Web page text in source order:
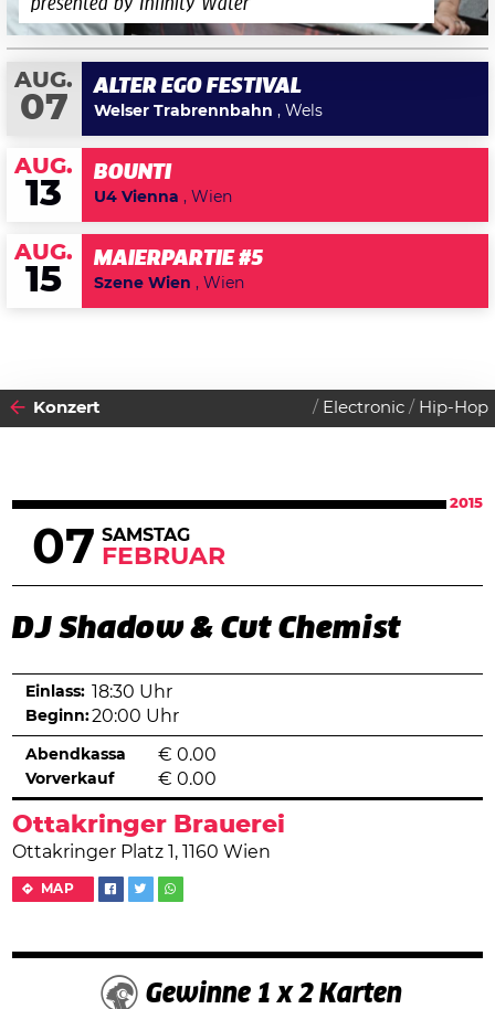
presented by Infinity Water
AUG.
07
ALTER EGO FESTIVAL
Welser Trabrennbahn , Wels
AUG.
13
BOUNTI
U4 Vienna , Wien
AUG.
15
MAIERPARTIE #5
Szene Wien , Wien
Konzert Electronic Hip-Hop
2015
07 SAMSTAG
FEBRUAR
DJ Shadow & Cut Chemist
Ottakringer Brauerei
Ottakringer Platz 1, 1160 Wien
MAP
Einlass: 18:30 Uhr
Beginn:20:00 Uhr
Abendkassa € 0.00
Vorverkauf € 0.00
Gewinne 1 x 2 Karten